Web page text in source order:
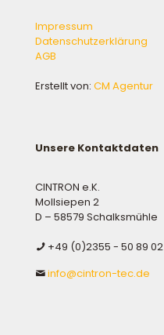
Impressum
Datenschutzerklärung
AGB
Erstellt von: CM Agentur
Unsere Kontaktdaten
CINTRON e.K.
Mollsiepen 2
D – 58579 Schalksmühle
+49 (0)2355 - 50 89 02
info@cintron-tec.de